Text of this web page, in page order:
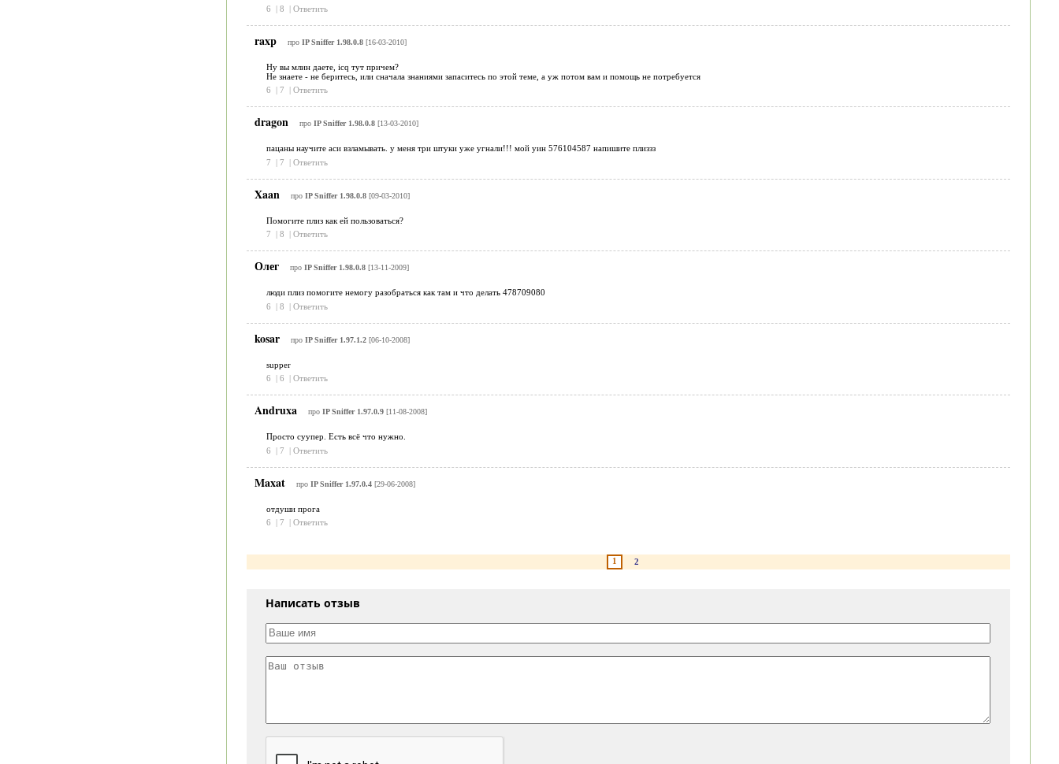
6
| 8 | Ответить
raxp про IP Sniffer 1.98.0.8[16-03-2010]
Ну вы млин даете, icq тут причем?
Не знаете - не беритесь, или сначала знаниями запаситесь по этой теме, а уж потом вам и помощь не потребуется
6
| 7 | Ответить
dragon про IP Sniffer 1.98.0.8[13-03-2010]
пацаны научите аси взламывать. у меня три штуки уже угнали!!! мой уин 576104587 напишите плиззз
7
| 7 | Ответить
Xaan про IP Sniffer 1.98.0.8[09-03-2010]
Помогите плиз как ей пользоваться?
7
| 8 | Ответить
Олег про IP Sniffer 1.98.0.8[13-11-2009]
люди плиз помогите немогу разобраться как там и что делать 478709080
6
| 8 | Ответить
kosar про IP Sniffer 1.97.1.2[06-10-2008]
supper
6
| 6 | Ответить
Andruxa про IP Sniffer 1.97.0.9[11-08-2008]
Просто суупер. Есть всё что нужно.
6
| 7 | Ответить
Maxat про IP Sniffer 1.97.0.4[29-06-2008]
отдуши прога
6
| 7 | Ответить
1 2
Написать отзыв